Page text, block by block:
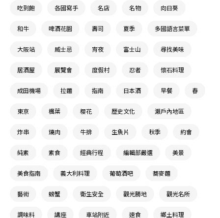
吃到飽 各國寫手 名店 名物 向日葵
和牛 啤酒花園 壽司 夏季 多國語言菜單
大阪站 威士忌 宵夜 富士山 尋找美味
居酒屋 展覽會 度假村 忍者 懷石料理
成田機場 拉麵 指南 日本酒 早餐 春
東京 楓葉 櫻花 歷史文化 瀨戶內地區
炸串 燒肉 牛排 生魚片 秋季 約會
純素 素食 經典行程 編輯部嚴選 美景
美食指南 義大利料理 葡萄酒吧 蕎麥麵
藝術 螃蟹 衛生安全 觀光勝地 觀光名所
調味料 講座 車站附近 速食 鄉土料理